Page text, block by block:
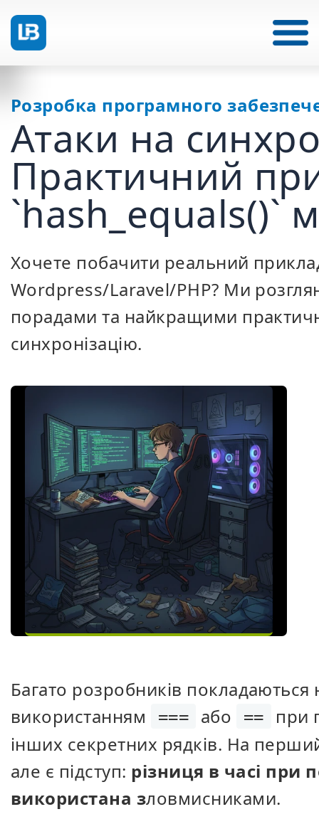
Розробка програмного
Атаки на
Практичний
`hash_equals()`
Хочете побачити реальний
Wordpress/Laravel/PHP? Ми
порадами та найкращими
синхронізацію.
Багато розробників
використанням
=== або ==
при
інших секретних рядків. На
але є підступ: різниця в часі при
використана зловмисниками.